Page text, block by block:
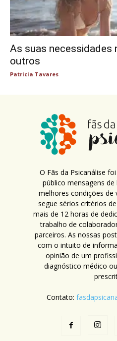
As suas necessidades
outros
Patricia Tavares
O Fãs da Psicanálise
público mensagens
melhores condições de
segue sérios critérios
mais de 12 horas de
trabalho de
parceiros. As nossas
com o intuito de
opinião de um
diagnóstico médico
Contato: